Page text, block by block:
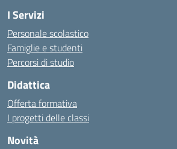
I Servizi
Personale scolastico
Famiglie e studenti
Percorsi di studio
Didattica
Offerta formativa
I progetti delle classi
Novità